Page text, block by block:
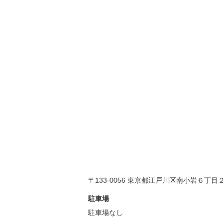
〒133-0056 東京都江戸川区南小岩６丁目
駐車場
駐車場なし